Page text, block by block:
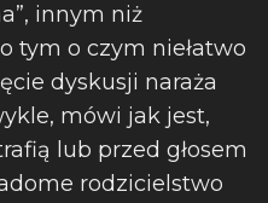
innym niż
tym o czym niełatwo
dyskusji naraża
mówi jak jest,
lub przed głosem
rodzicielstwo